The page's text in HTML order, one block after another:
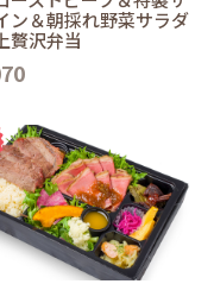
ン＆朝採れ野菜サラダ
贅沢弁当